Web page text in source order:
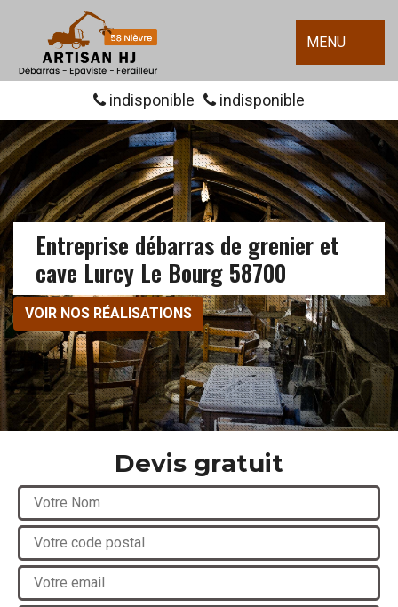
MENU
indisponible indisponible
Entreprise débarras de grenier et
cave Lurcy Le Bourg 58700
VOIR NOS RÉALISATIONS
Devis gratuit